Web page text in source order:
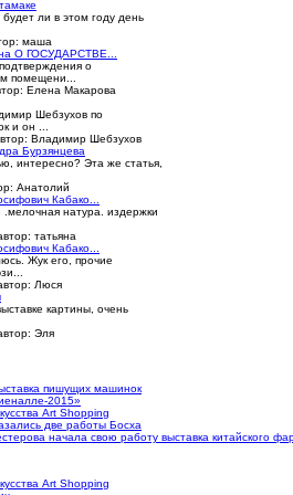
ли в этом году день
маша
О ГОСУДАРСТВЕ...
о
помещени...
Елена Макарова
Шебзухов по
и он ...
Владимир Шебзухов
Бурзянцева
интересно? Эта же статья,
Анатолий
Кабако...
.мелочная натура. издержки
татьяна
Кабако...
Жук его, прочие
Люся
картины, очень
Эля
пишущих машинок
2015»
Art Shopping
две работы Босха
начала свою работу выставка китайского
Art Shopping